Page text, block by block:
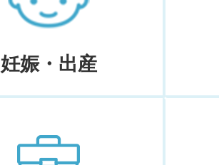
妊娠・出産